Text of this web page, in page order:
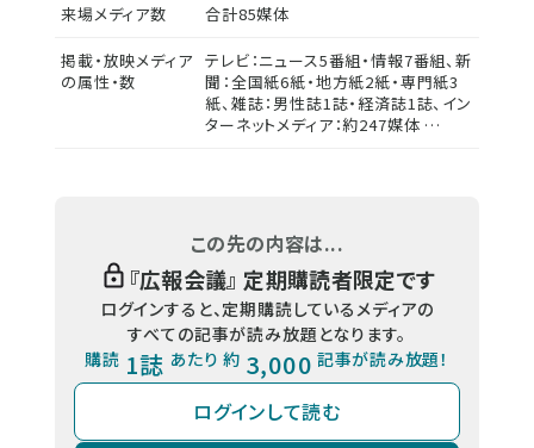
来場メディア数 合計85媒体
掲載・放映メディア
の属性・数
テレビ：ニュース5番組・情報7番組、新
聞：全国紙6紙・地方紙2紙・専門紙3
紙、雑誌：男性誌1誌・経済誌1誌、イン
ターネットメディア：約247媒体 …
この先の内容は...
『広報会議』 定期購読者限定です
ログインすると、定期購読しているメディアの
すべての記事が読み放題となります。
購読 1誌 あたり 約 3,000 記事が読み放題！
ログインして読む